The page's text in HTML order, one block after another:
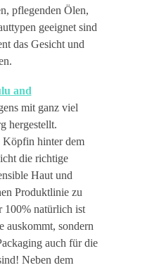
pflegenden Ölen,
geeignet sind
das Gesicht und
and
mit ganz viel
hergestellt.
Köpfin hinter dem
die richtige
Haut und
Produktlinie zu
100% natürlich ist
auskommt, sondern
auch für die
Neben dem